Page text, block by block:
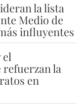
la lista
Medio de
influyentes
el
la
en